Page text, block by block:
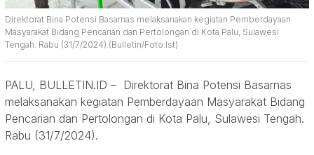
Direktorat Bina Potensi Basarnas melaksanakan kegiatan Pemberdayaan
Masyarakat Bidang Pencarian dan Pertolongan di Kota Palu, Sulawesi
Tengah. Rabu (31/7/2024).(Bulletin/Foto:Ist)
PALU, BULLETIN.ID – Direktorat Bina Potensi Basarnas
melaksanakan kegiatan Pemberdayaan Masyarakat Bidang
Pencarian dan Pertolongan di Kota Palu, Sulawesi Tengah.
Rabu (31/7/2024).